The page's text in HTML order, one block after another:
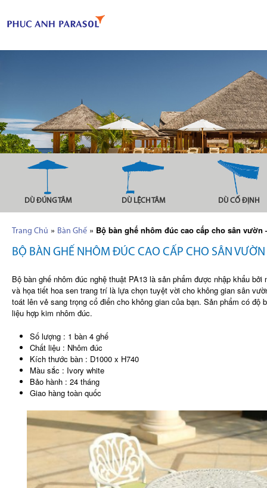
DÙ ĐÚNG TÂM DÙ LỆCH TÂM DÙ CỐ ĐỊNH
Trang Chủ » Bàn Ghế » Bộ bàn ghế nhôm đúc cao cấp cho sân vườn
BỘ BÀN GHẾ NHÔM ĐÚC CAO CẤP CHO SÂN VƯỜN
Bộ bàn ghế nhôm đúc nghệ thuật PA13 là sản phẩm được nhập khẩu
và họa tiết hoa sen trang trí là lựa chọn tuyệt vời cho không gian sân
toát lên vẻ sang trọng cổ điển cho không gian của bạn. Sản phẩm có
liệu hợp kim nhôm đúc.
Số lượng : 1 bàn 4 ghế
Chất liệu : Nhôm đúc
Kích thước bàn : D1000 x H740
Màu sắc : Ivory white
Bảo hành : 24 tháng
Giao hàng toàn quốc